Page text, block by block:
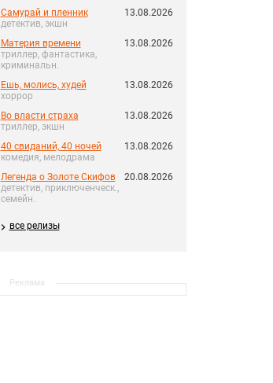
Самурай и пленник
детектив, экшн
13.08.2026
Материя времени
триллер, фантастика,
криминальн.
13.08.2026
Ешь, молись, худей
хоррор
13.08.2026
Во власти страха
триллер, экшн
13.08.2026
40 свиданий, 40 ночей
комедия, мелодрама
13.08.2026
Легенда о Золоте Скифов
детектив, приключенческ.,
семейн.
20.08.2026
все релизы
Реклама